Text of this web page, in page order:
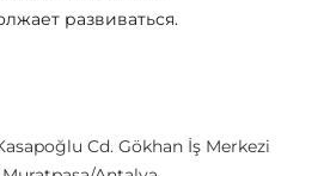
развиваться.
Cd. Gökhan İş Merkezi